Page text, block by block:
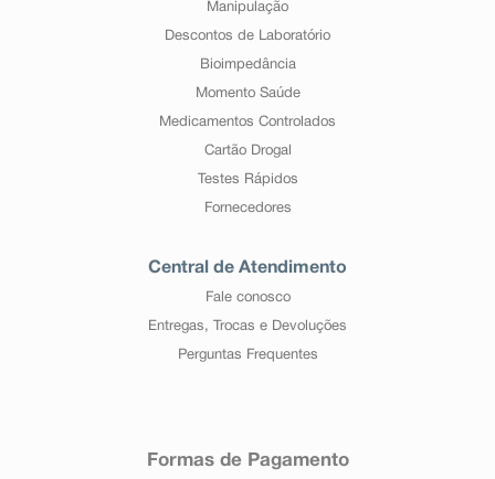
Manipulação
Descontos de Laboratório
Bioimpedância
Momento Saúde
Medicamentos Controlados
Cartão Drogal
Testes Rápidos
Fornecedores
Central de Atendimento
Fale conosco
Entregas, Trocas e Devoluções
Perguntas Frequentes
Formas de Pagamento